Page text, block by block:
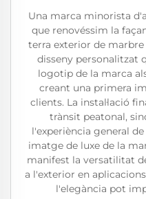
Una marca minorista
que renovéssim la
terra exterior de
disseny personalitzat
logotip de la marca
creant una primera
clients. La instal·lació
trànsit peatonal,
l'experiència general
imatge de luxe de la
manifest la versatilitat
a l'exterior en
l'elegància pot